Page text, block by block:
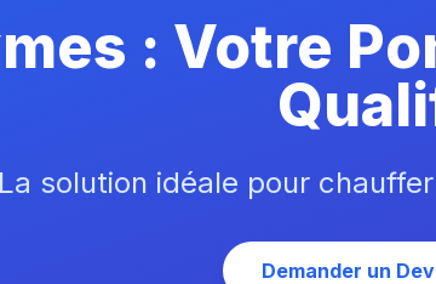
: Votre
La solution idéale pour
Demander un